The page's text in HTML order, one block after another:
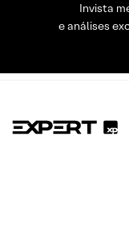
Invista
e análises